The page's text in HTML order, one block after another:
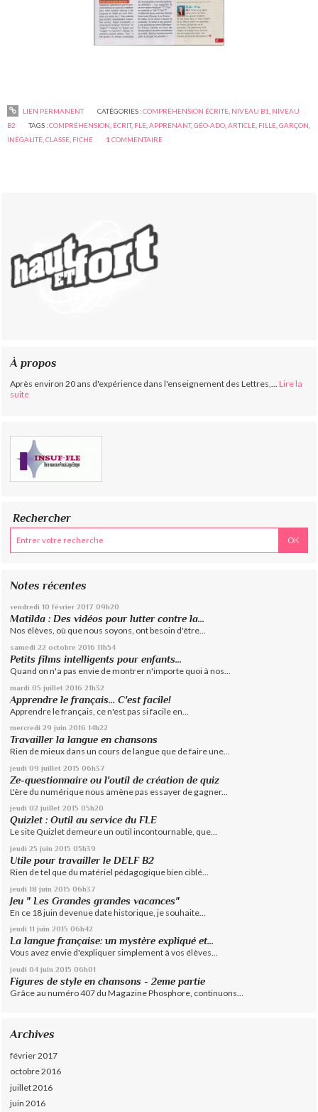
À propos
Après environ 20 ans d'expérience dans l'enseignement des Lettres,... Lire la
suite
Rechercher
Notes récentes
vendredi 10 février 2017 09h20
Matilda : Des vidéos pour lutter contre la...
Nos élèves, où que nous soyons, ont besoin d'être...
samedi 22 octobre 2016 11h54
Petits films intelligents pour enfants...
Quand on n'a pas envie de montrer n'importe quoi à nos...
mardi 05 juillet 2016 21h32
Apprendre le français... C'est facile!
Apprendre le français, ce n'est pas si facile en...
mercredi 29 juin 2016 14h22
Travailler la langue en chansons
Rien de mieux dans un cours de langue que de faire une...
jeudi 09 juillet 2015 06h37
Ze-questionnaire ou l'outil de création de quiz
L'ère du numérique nous amène pas essayer de gagner...
jeudi 02 juillet 2015 05h20
Quizlet : Outil au service du FLE
Le site Quizlet demeure un outil incontournable, que...
jeudi 25 juin 2015 05h39
Utile pour travailler le DELF B2
Rien de tel que du matériel pédagogique bien ciblé...
jeudi 18 juin 2015 06h37
Jeu " Les Grandes grandes vacances"
En ce 18 juin devenue date historique, je souhaite...
jeudi 11 juin 2015 06h42
La langue française: un mystère expliqué et...
Vous avez envie d'expliquer simplement à vos élèves...
jeudi 04 juin 2015 06h01
Figures de style en chansons - 2eme partie
Grâce au numéro 407 du Magazine Phosphore, continuons...
Archives
février 2017
octobre 2016
juillet 2016
juin 2016
LIEN PERMANENT CATÉGORIES :COMPRÉHENSION ÉCRITE, NIVEAU B1 NIVEAU
B2
TAGS :COMPRÉHENSION ÉCRIT, FLE ,APPRENANT,GÉO-ADO ,ARTICLE FILLE ,GARÇON
INÉGALITÉ ,CLASSE FICHE 1 COMMENTAIRE